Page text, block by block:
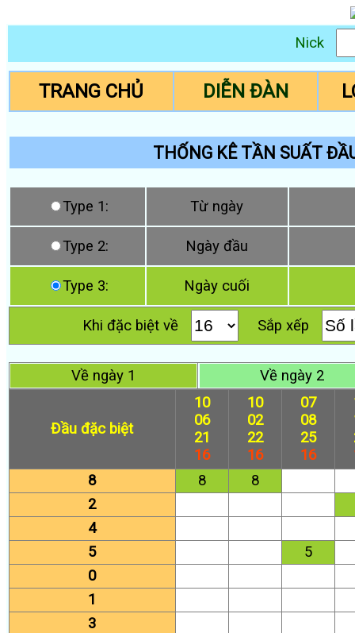
Nick
TRANG CHỦ DIỄN ĐÀN
THỐNG KÊ TẦN SUẤT
Type 1: Từ ngày
Type 2: Ngày đầu
Type 3: Ngày cuối
Khi đặc biệt về Sắp xếp
Về ngày 1 Về ngày 2
Đầu đặc biệt
10
06
21
16
10
02
22
16
07
08
25
16
8
8
8
2
4
5
5
0
1
3